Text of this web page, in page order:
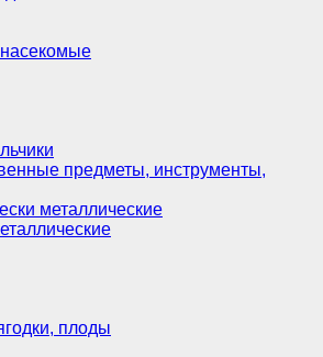
насекомые
предметы, инструменты,
металлические
плоды